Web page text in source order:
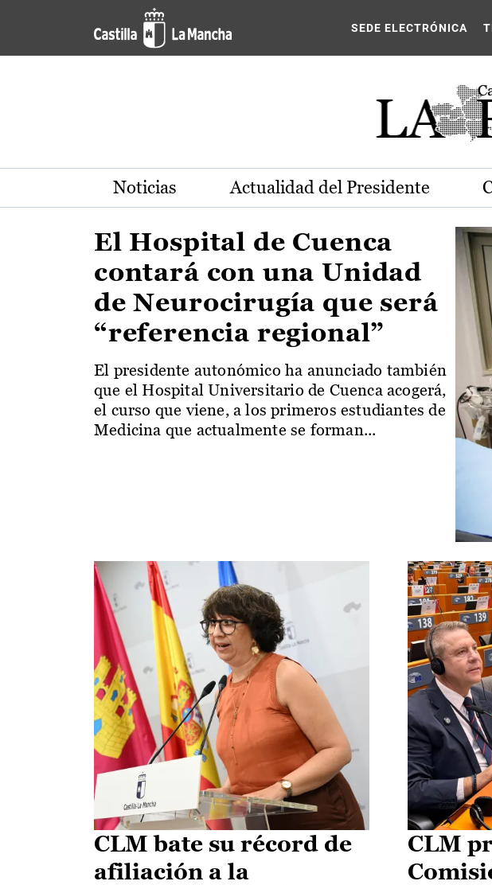
Pasar al contenido principal
Actualidad de la región de Castilla-La
SEDE ELECTRÓNICA
Noticias Actualidad del Presidente
El Hospital de Cuenca
contará con una Unidad
de Neurocirugía que será
“referencia regional”
El presidente autonómico ha anunciado también
que el Hospital Universitario de Cuenca acogerá,
el curso que viene, a los primeros estudiantes de
Medicina que actualmente se forman...
CLM bate su récord de
afiliación a la
CLM